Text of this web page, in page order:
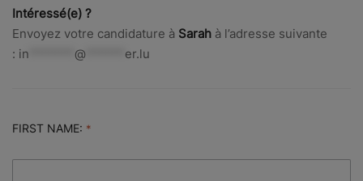
Intéressé(e) ?
Envoyez votre candidature à Sarah à l’adresse suivante
: in @ er.lu
FIRST NAME: